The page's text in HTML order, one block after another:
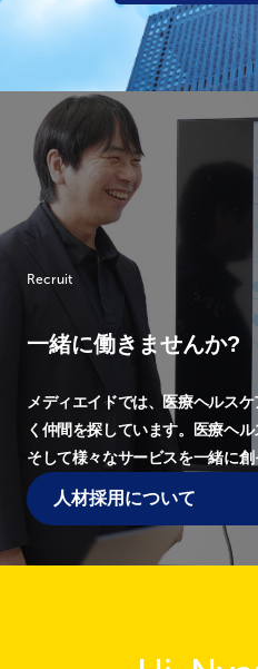
Recruit
一緒に働きませんか?
メディエイドでは、医療ヘルス
く仲間を探しています。
医療ヘル
そして様々なサービスを一緒に創
人材採用について